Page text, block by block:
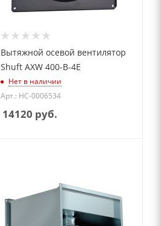
Вытяжной осевой вентилятор
Shuft AXW 400-B-4E
Нет в наличии
Арт.: НС-0006534
14120 руб.